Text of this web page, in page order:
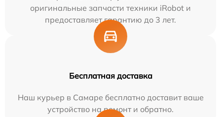
оригинальные запчасти техники iRobot и
предоставляет гарантию до 3 лет.
Бесплатная доставка
Наш курьер в Самаре бесплатно доставит ваше
устройство на ремонт и обратно.